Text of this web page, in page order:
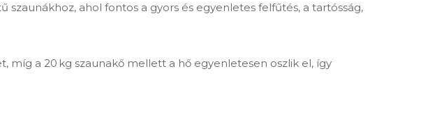
ahol fontos a gyors és egyenletes felfűtés, a tartósság,
míg a 20 kg szaunakő mellett a hő egyenletesen oszlik el, így